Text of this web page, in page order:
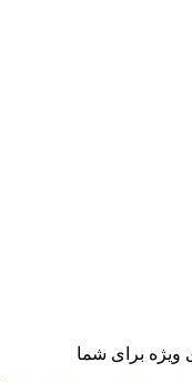
ویژه برای شما